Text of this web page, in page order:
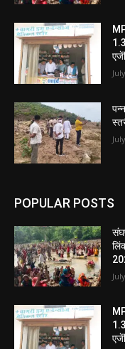
POPULAR POSTS